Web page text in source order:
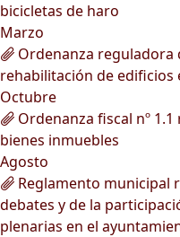
bicicletas de haro
Marzo
Ordenanza reguladora
rehabilitación de edificios
Octubre
Ordenanza fiscal nº
bienes inmuebles
Agosto
Reglamento municipal
debates y de la
plenarias en el